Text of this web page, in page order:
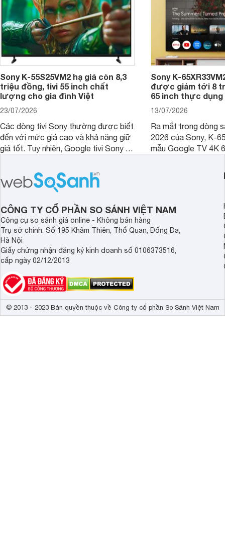
Sony K-55S25VM2 hạ giá còn 8,3
triệu đồng, tivi 55 inch chất
lượng cho gia đình Việt
23/07/2026
Các dòng tivi Sony thường được biết
đến với mức giá cao và khả năng giữ
giá tốt. Tuy nhiên, Google tivi Sony 55
hợp đáng chú ý khi có mức giá dễ
tiếp cận hơn dù mới ra mắt trong năm
Sony K-
được giảm tới 8
65 inch thực
13/07/2026
Ra mắt trong dòng
2026 của Sony, K-
mẫu Google TV 4K
tảng Google TV
nghệ hỗ trợ nâng
CÔNG TY CỔ PHẦN SO SÁNH VIỆT NAM
Công cụ so sánh giá online - Không bán hàng
Trụ sở chính: Số 195 Khâm Thiên, Thổ Quan, Đống Đa,
Hà Nội
Giấy chứng nhận đăng ký kinh doanh số 0106373516,
cấp ngày 02/12/2013
© 2013 - 2023 Bản quyền thuộc về Công ty cổ phần So Sánh Việt Nam